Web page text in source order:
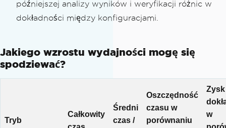
itten to: {outputFilePath}" );
// Open the output file *before* the l
oop for efficiency
Stopwatch
StartNew
późniejszej analizy wyników i weryfikacji różnic w
dokładności między konfiguracjami.
Jakiego wzrostu wydajności mogę się
spodziewać?
Tryb
Całkowity
Średni
czas /
Oszczędność
czasu w
porównaniu
Zysk
w